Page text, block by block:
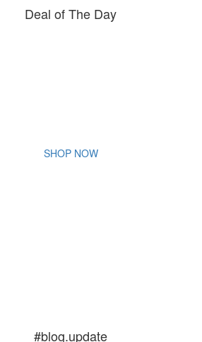
Deal of The Day
SHOP NOW
#blog.update